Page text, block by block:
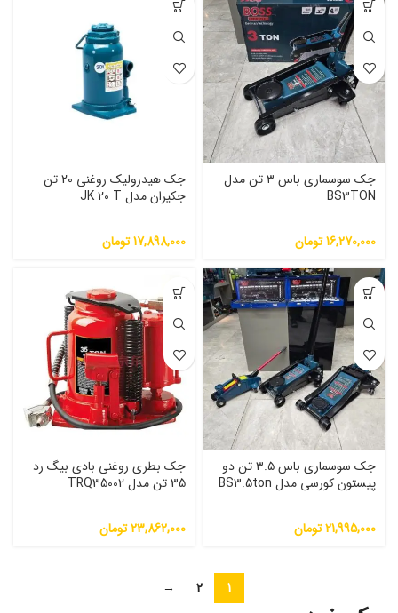
جک سوسماری باس ۳ تن مدل
BS3TON
16,270,000تومان
جک هیدرولیک روغنی 20 تن
جکیران مدل JK 20 T
17,898,000تومان
جک سوسماری باس ۳.۵ تن دو
پیستون کورسی مدل BS3.5ton
21,995,000تومان
جک بطری روغنی بادی بیگ رد
35 تن مدل TRQ35002
23,862,000تومان
1
2
→